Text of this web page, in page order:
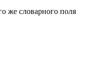
же словарного поля